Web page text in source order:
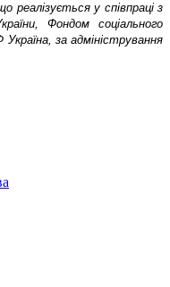
реалізується у співпраці з
Фондом соціального
за адміністрування